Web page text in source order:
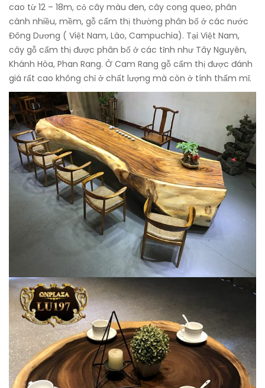
cao từ 12 – 18m, cỏ cây màu đen, cây cong queo, phân
cành nhiều, mềm, gỗ cẩm thị thường phân bố ở các nước
Đông Dương ( Việt Nam, Lào, Campuchia). Tại Việt Nam,
cây gỗ cẩm thị được phân bố ở các tỉnh như Tây Nguyên,
Khánh Hòa, Phan Rang. Ở Cam Rang gỗ cẩm thị được đánh
giá rất cao không chỉ ở chất lượng mà còn ở tính thẩm mĩ.